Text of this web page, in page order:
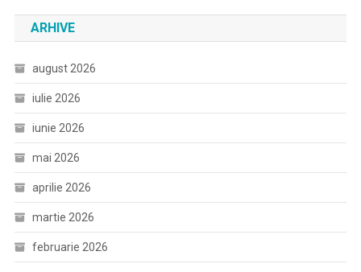
ARHIVE
august 2026
iulie 2026
iunie 2026
mai 2026
aprilie 2026
martie 2026
februarie 2026